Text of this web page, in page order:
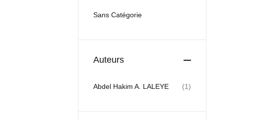
Sans Catégorie
Auteurs
Abdel Hakim A. LALEYE (1)